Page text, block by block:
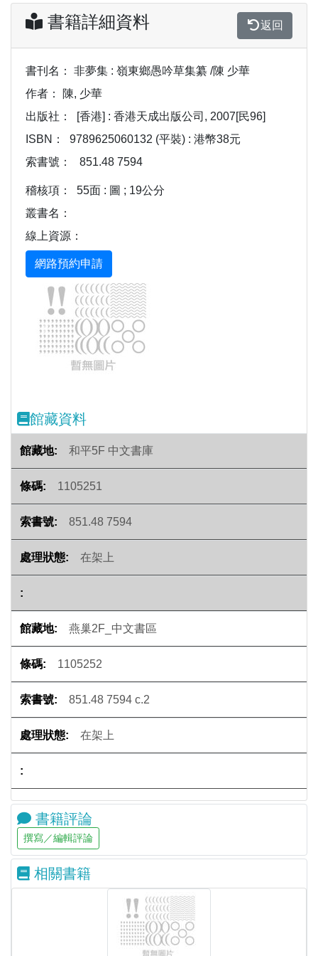
書籍詳細資料 返回
書刊名：
非夢集 : 嶺東鄉愚吟草集纂 /陳 少華
作者：
陳, 少華
出版社：
[香港] : 香港天成出版公司, 2007[民96]
ISBN：
9789625060132 (平裝) : 港幣38元
索書號：
851.48 7594
稽核項：
55面 : 圖 ; 19公分
叢書名：
線上資源：
Previous
館藏資料
和平5F 中文書庫
1105251
851.48 7594
在架上
燕巢2F_中文書區
1105252
851.48 7594 c.2
在架上
書籍評論
相關書籍